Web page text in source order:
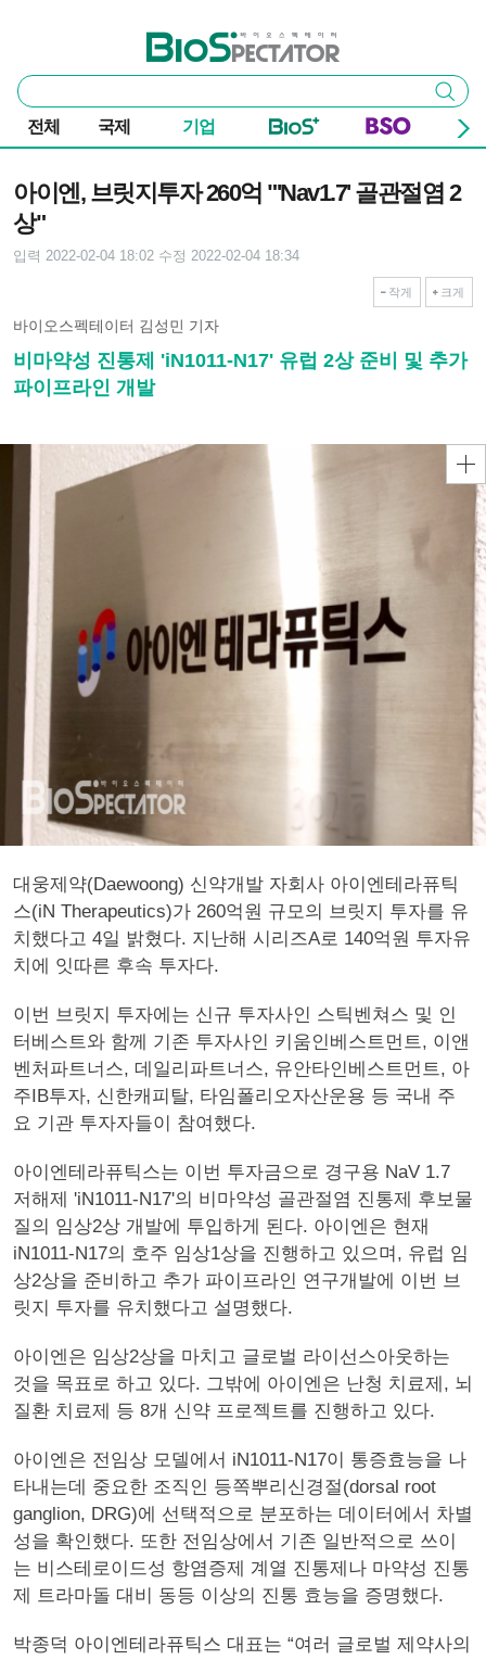
바이오스펙테이터
통
합
검
색
검색
전체 국제 기업
아이엔, 브릿지투자 260억 "'Nav1.7' 골관절염 2
상"
입력 2022-02-04 18:02 수정 2022-02-04 18:34
작게 크게
바이오스펙테이터 김성민 기자
비마약성 진통제 'iN1011-N17' 유럽 2상 준비 및 추가
파이프라인 개발
대웅제약(Daewoong) 신약개발 자회사 아이엔테라퓨틱
스(iN Therapeutics)가 260억원 규모의 브릿지 투자를 유
치했다고 4일 밝혔다. 지난해 시리즈A로 140억원 투자유
치에 잇따른 후속 투자다.
이번 브릿지 투자에는 신규 투자사인 스틱벤쳐스 및 인
터베스트와 함께 기존 투자사인 키움인베스트먼트, 이앤
벤처파트너스, 데일리파트너스, 유안타인베스트먼트, 아
주IB투자, 신한캐피탈, 타임폴리오자산운용 등 국내 주
요 기관 투자자들이 참여했다.
아이엔테라퓨틱스는 이번 투자금으로 경구용 NaV 1.7
저해제 'iN1011-N17'의 비마약성 골관절염 진통제 후보물
질의 임상2상 개발에 투입하게 된다. 아이엔은 현재
iN1011-N17의 호주 임상1상을 진행하고 있으며, 유럽 임
상2상을 준비하고 추가 파이프라인 연구개발에 이번 브
릿지 투자를 유치했다고 설명했다.
아이엔은 임상2상을 마치고 글로벌 라이선스아웃하는
것을 목표로 하고 있다. 그밖에 아이엔은 난청 치료제, 뇌
질환 치료제 등 8개 신약 프로젝트를 진행하고 있다.
아이엔은 전임상 모델에서 iN1011-N17이 통증효능을 나
타내는데 중요한 조직인 등쪽뿌리신경절(dorsal root
ganglion, DRG)에 선택적으로 분포하는 데이터에서 차별
성을 확인했다. 또한 전임상에서 기존 일반적으로 쓰이
는 비스테로이드성 항염증제 계열 진통제나 마약성 진통
제 트라마돌 대비 동등 이상의 진통 효능을 증명했다.
박종덕 아이엔테라퓨틱스 대표는 “여러 글로벌 제약사의